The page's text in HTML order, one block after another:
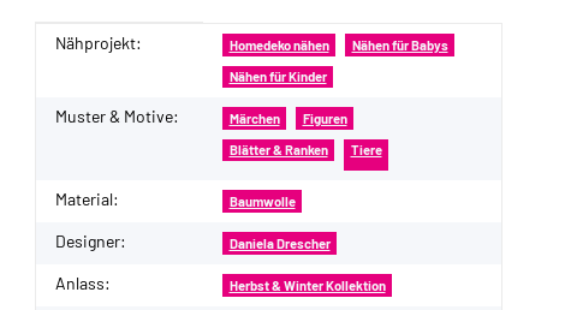
Produkteigenschaft
Wert
Nähprojekt: Homedeko nähen Nähen für Babys
Nähen für Kinder
Muster & Motive: Märchen Figuren
Blätter & Ranken Tiere
Material: Baumwolle
Designer: Daniela Drescher
Anlass: Herbst & Winter Kollektion